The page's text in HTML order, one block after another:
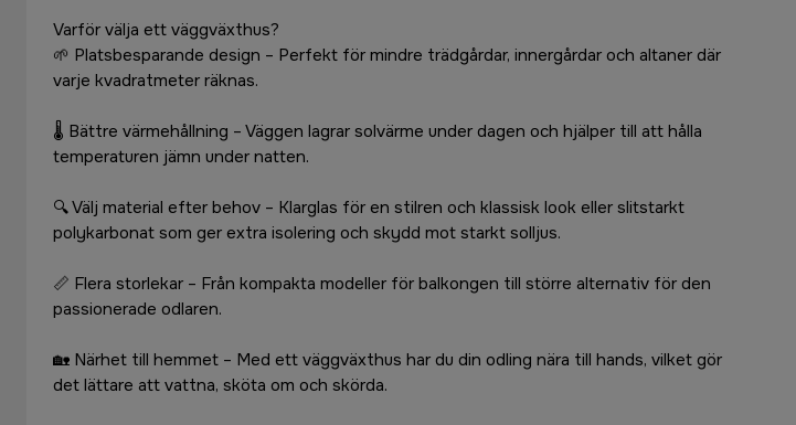
Varför välja ett väggväxthus?
🌱 Platsbesparande design – Perfekt för mindre trädgårdar, innergårdar och altaner där
varje kvadratmeter räknas.
🌡 Bättre värmehållning – Väggen lagrar solvärme under dagen och hjälper till att hålla
temperaturen jämn under natten.
🔍 Välj material efter behov – Klarglas för en stilren och klassisk look eller slitstarkt
polykarbonat som ger extra isolering och skydd mot starkt solljus.
📏 Flera storlekar – Från kompakta modeller för balkongen till större alternativ för den
passionerade odlaren.
🏡 Närhet till hemmet – Med ett väggväxthus har du din odling nära till hands, vilket gör
det lättare att vattna, sköta om och skörda.